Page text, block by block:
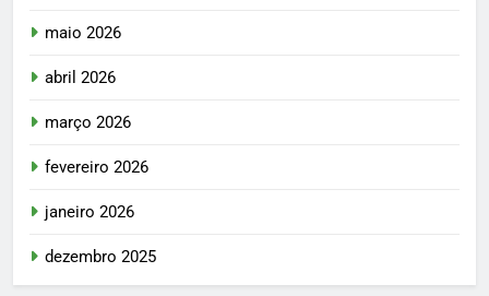
maio 2026
abril 2026
março 2026
fevereiro 2026
janeiro 2026
dezembro 2025